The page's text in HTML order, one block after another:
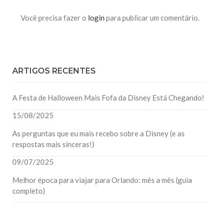
Você precisa fazer o login para publicar um comentário.
ARTIGOS RECENTES
A Festa de Halloween Mais Fofa da Disney Está Chegando!
15/08/2025
As perguntas que eu mais recebo sobre a Disney (e as
respostas mais sinceras!)
09/07/2025
Melhor época para viajar para Orlando: mês a mês (guia
completo)